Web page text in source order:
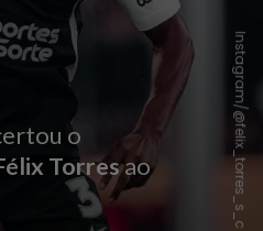
o
Torresao
Instagram/@felix_torres_s_c